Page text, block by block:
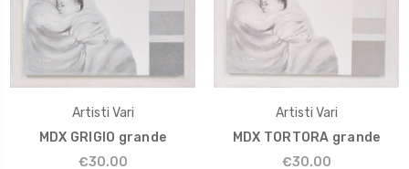
Artisti Vari
MDX GRIGIO grande
€30.00
Artisti Vari
MDX TORTORA grande
€30.00